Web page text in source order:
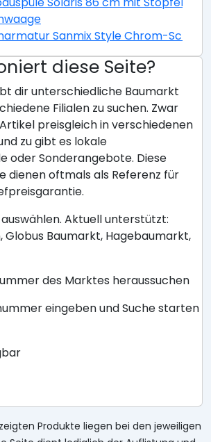
Sanmix Style Chrom-
diese Seite?
dir unterschiedliche Baumarkt
Filialen zu suchen. Zwar
preisgleich in verschiedenen
zu gibt es lokale
oder Sonderangebote. Diese
dienen oftmals als Referenz für
Aktuell unterstützt:
Globus Baumarkt, Hagebaumarkt,
des Marktes heraussuchen
eingeben und Suche starten
Produkte liegen bei den jeweiligen